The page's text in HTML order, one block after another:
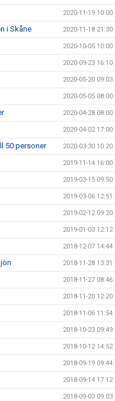
2020-11-19 10:00
i Skåne 2020-11-18 21:30
2020-10-05 10:00
2020-09-23 16:10
2020-05-20 09:03
2020-05-05 08:00
2020-04-28 08:00
2020-04-02 17:00
50 personer 2020-03-30 10:20
2019-11-14 16:00
2019-03-15 09:50
2019-03-06 12:51
2019-02-12 09:20
2019-01-03 12:12
2018-12-07 14:44
2018-11-28 13:31
2018-11-27 08:46
2018-11-20 12:20
2018-11-06 11:54
2018-10-23 09:49
2018-10-12 14:52
2018-09-19 09:44
2018-09-14 17:12
2018-09-03 09:03